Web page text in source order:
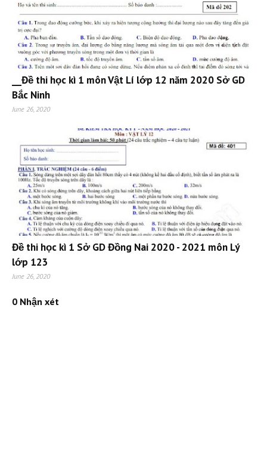
__Đề thi học kì 1 môn Vật Lí lớp 12 năm 2020 Sở GD
Bắc Ninh
June 26, 2020
Đề thi học kì 1 Sở GD Đồng Nai 2020 - 2021 môn Lý
lớp 123
June 26, 2020
0 Nhận xét